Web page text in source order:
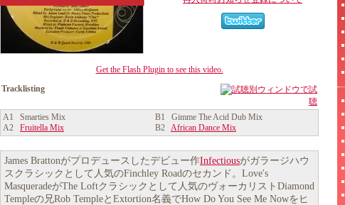
Get the Flash Plugin to see this video.
Tracklisting
別ウィンドウで試
聴
A1 Smarties Mix
A2 Fruitella Mix
B1 Gimme The Acid Dub Mix
B2 African Dance Mix
James Brattonがプロデュースしたデビュー作Infectiousがガラージハウ
スクラシックとして人気のFinchley Roadのセカンド。Love's
MasqueradeがThe Loftクラシックとして人気のヴォーカリストDiamond
Templeの兄Rob TempleとExtortion名義でHow Do You See Me Nowをヒ